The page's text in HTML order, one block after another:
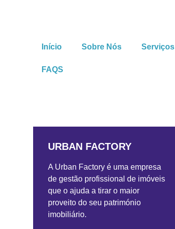
Início Sobre Nós Serviços
FAQS
URBAN FACTORY
A Urban Factory é uma empresa
de gestão profissional de imóveis
que o ajuda a tirar o maior
proveito do seu património
imobiliário.